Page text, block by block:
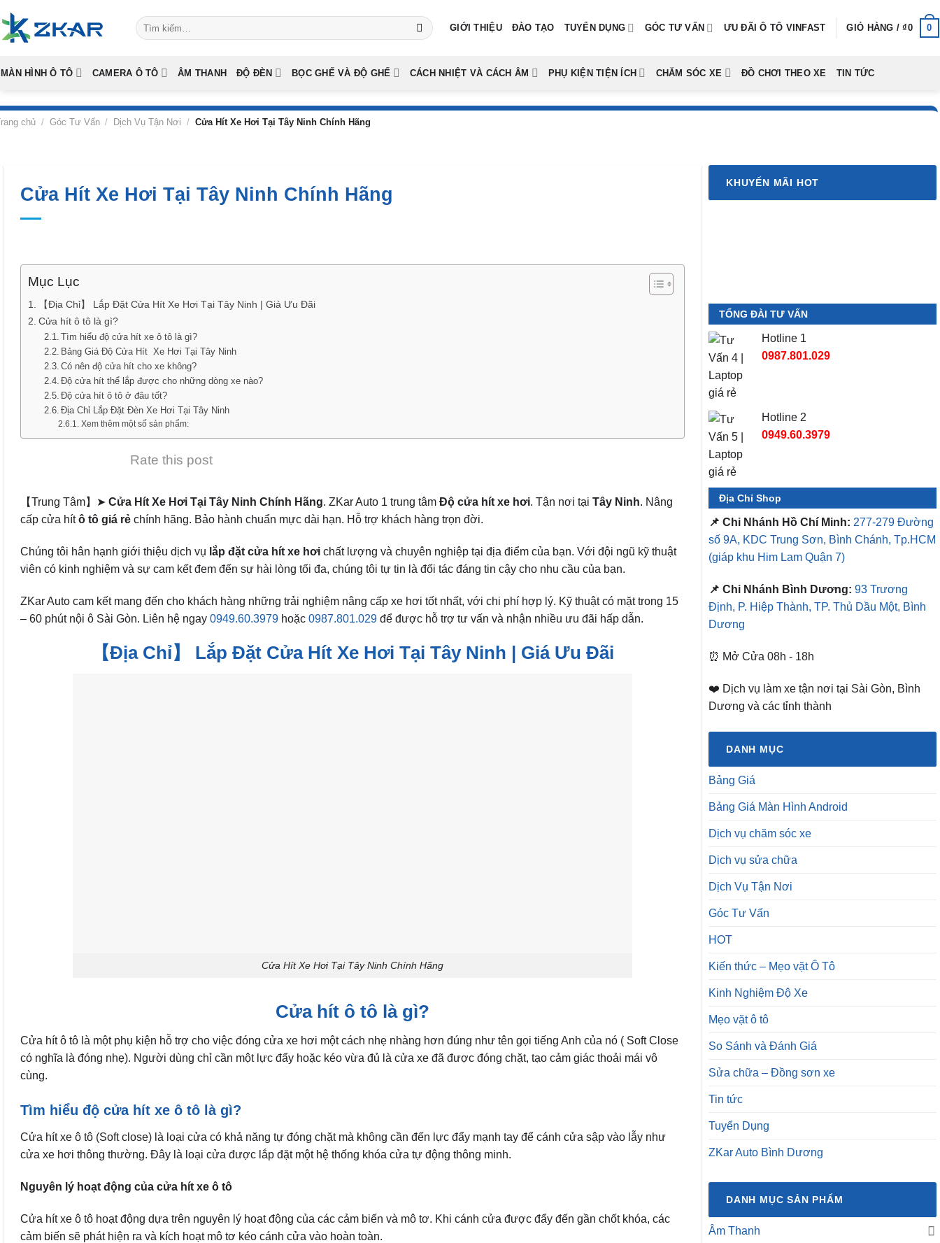
to
content
Tìm
kiếm:
GIỚI THIỆU ĐÀO TẠO TUYỂN DỤNG GÓC TƯ VẤN ƯU ĐÃI Ô TÔ VINFAST GIỎ HÀNG /₫0 0
MÀN HÌNH Ô TÔ CAMERA Ô TÔ ÂM THANH ĐỘ ĐÈN BỌC GHẾ VÀ ĐỘ GHẾ CÁCH NHIỆT VÀ CÁCH ÂM PHỤ KIỆN TIỆN ÍCH CHĂM SÓC XE ĐỒ CHƠI THEO XE TIN TỨC
chủ / Góc Tư Vấn / Dịch Vụ Tận Nơi / Cửa Hít Xe Hơi Tại Tây Ninh Chính Hãng
Cửa Hít Xe Hơi Tại Tây Ninh Chính Hãng
Mục Lục
【Địa Chỉ】 Lắp Đặt Cửa Hít Xe Hơi Tại Tây Ninh | Giá Ưu Đãi
Cửa hít ô tô là gì?
Tìm hiểu độ cửa hít xe ô tô là gì?
Bảng Giá Độ Cửa Hít Xe Hơi Tại Tây Ninh
Có nên độ cửa hít cho xe không?
Độ cửa hít thể lắp được cho những dòng xe nào?
Độ cửa hít ô tô ở đâu tốt?
Địa Chỉ Lắp Đặt Đèn Xe Hơi Tại Tây Ninh
Xem thêm một số sản phẩm:
Rate this post
【Trung Tâm】➤ Cửa Hít Xe Hơi Tại Tây Ninh Chính Hãng. ZKar Auto 1 trung tâm Độ cửa hít xe hơi. Tận nơi tại Tây Ninh. Nâng
cấp cửa hítô tô giá rẻ chính hãng. Bảo hành chuẩn mực dài hạn. Hỗ trợ khách hàng trọn đời.
Chúng tôi hân hạnh giới thiệu dịch vụ lắp đặt cửa hít xe hơi chất lượng và chuyên nghiệp tại địa điểm của bạn. Với đội ngũ kỹ thuật
viên có kinh nghiệm và sự cam kết đem đến sự hài lòng tối đa, chúng tôi tự tin là đối tác đáng tin cậy cho nhu cầu của bạn.
ZKar Auto cam kết mang đến cho khách hàng những trải nghiệm nâng cấp xe hơi tốt nhất, với chi phí hợp lý. Kỹ thuật có mặt trong 15
– 60 phút nội ô Sài Gòn. Liên hệ ngay 0949.60.3979 hoặc 0987.801.029 để được hỗ trợ tư vấn và nhận nhiều ưu đãi hấp dẫn.
【Địa Chỉ】 Lắp Đặt Cửa Hít Xe Hơi Tại Tây Ninh | Giá Ưu Đãi
Cửa Hít Xe Hơi Tại Tây Ninh Chính Hãng
Cửa hít ô tô là gì?
Cửa hít ô tô là một phụ kiện hỗ trợ cho việc đóng cửa xe hơi một cách nhẹ nhàng hơn đúng như tên gọi tiếng Anh của nó ( Soft Close
có nghĩa là đóng nhẹ). Người dùng chỉ cần một lực đẩy hoặc kéo vừa đủ là cửa xe đã được đóng chặt, tạo cảm giác thoải mái vô
cùng.
Tìm hiểu độ cửa hít xe ô tô là gì?
Cửa hít xe ô tô (Soft close) là loại cửa có khả năng tự đóng chặt mà không cần đến lực đẩy mạnh tay để cánh cửa sập vào lẫy như
cửa xe hơi thông thường. Đây là loại cửa được lắp đặt một hệ thống khóa cửa tự động thông minh.
Nguyên lý hoạt động của cửa hít xe ô tô
Cửa hít xe ô tô hoạt động dựa trên nguyên lý hoạt động của các cảm biến và mô tơ. Khi cánh cửa được đẩy đến gần chốt khóa, các
cảm biến sẽ phát hiện ra và kích hoạt mô tơ kéo cánh cửa vào hoàn toàn.
KHUYẾN MÃI HOT
TỔNG ĐÀI TƯ VẤN
Hotline 1
0987.801.029
Hotline 2
0949.60.3979
Địa Chỉ Shop
📌 Chi Nhánh Hồ Chí Minh: 277-279 Đường
số 9A, KDC Trung Sơn, Bình Chánh, Tp.HCM
(giáp khu Him Lam Quận 7)
📌 Chi Nhánh Bình Dương: 93 Trương
Định, P. Hiệp Thành, TP. Thủ Dầu Một, Bình
Dương
⏰ Mở Cửa 08h - 18h
❤️ Dịch vụ làm xe tận nơi tại Sài Gòn, Bình
Dương và các tỉnh thành
DANH MỤC
Bảng Giá
Bảng Giá Màn Hình Android
Dịch vụ chăm sóc xe
Dịch vụ sửa chữa
Dịch Vụ Tận Nơi
Góc Tư Vấn
HOT
Kiến thức – Mẹo vặt Ô Tô
Kinh Nghiệm Độ Xe
Mẹo vặt ô tô
So Sánh và Đánh Giá
Sửa chữa – Đồng sơn xe
Tin tức
Tuyển Dụng
ZKar Auto Bình Dương
DANH MỤC SẢN PHẨM
Âm Thanh